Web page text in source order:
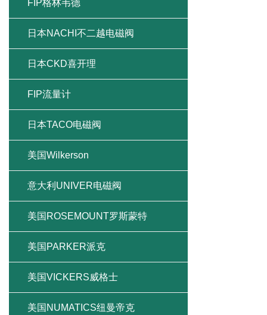
FIP格林韦德
日本NACHI不二越电磁阀
日本CKD喜开理
FIP流量计
日本TACO电磁阀
美国Wilkerson
意大利UNIVER电磁阀
美国ROSEMOUNT罗斯蒙特
美国PARKER派克
美国VICKERS威格士
美国NUMATICS纽曼帝克